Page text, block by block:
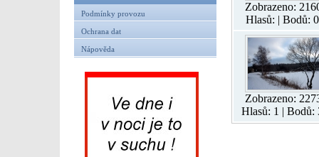
Podmínky provozu
Ochrana dat
Nápověda
Zobrazeno:
Hlasů: | Bodů:
Zobrazeno:
Hlasů: 1 | Bodů: